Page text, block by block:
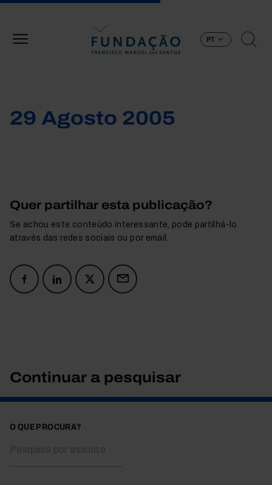
PT
29 Agosto 2005
Quer partilhar esta publicação?
Se achou este conteúdo interessante, pode partilhá-lo
através das redes sociais ou por email.
Continuar a pesquisar
O QUE PROCURA?